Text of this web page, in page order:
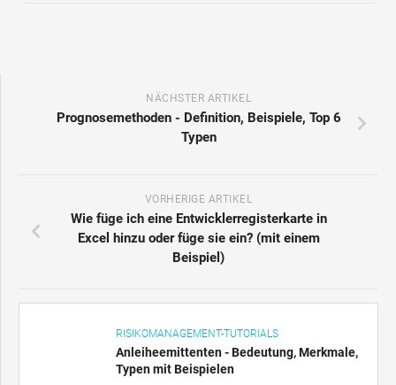
NÄCHSTER ARTIKEL
Prognosemethoden - Definition, Beispiele, Top 6
Typen
VORHERIGE ARTIKEL
Wie füge ich eine Entwicklerregisterkarte in
Excel hinzu oder füge sie ein? (mit einem
Beispiel)
RISIKOMANAGEMENT-TUTORIALS
Anleiheemittenten - Bedeutung, Merkmale,
Typen mit Beispielen